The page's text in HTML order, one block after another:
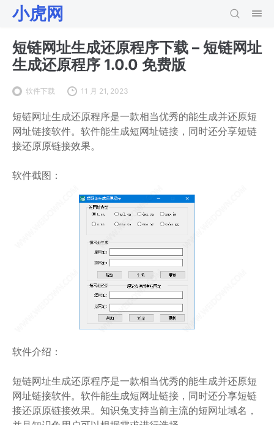
小虎网
短链网址生成还原程序下载 – 短链网址
生成还原程序 1.0.0 免费版
软件下载 11 月 21, 2023
短链网址生成还原程序是一款相当优秀的能生成并还原短
网址链接软件。软件能生成短网址链接，同时还分享短链
接还原原链接效果。
软件截图：
软件介绍：
短链网址生成还原程序是一款相当优秀的能生成并还原短
网址链接软件。软件能生成短网址链接，同时还分享短链
接还原原链接效果。知识兔支持当前主流的短网址域名，